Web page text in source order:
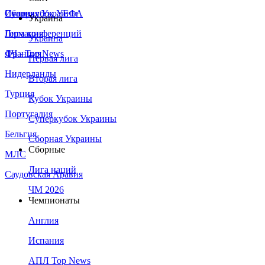
Сборная Украины
Италия
Германия
Франция
Нидерланды
Турция
Португалия
Бельгия
МЛС
Саудовская Аравия
Суперкубок УЕФА
Лига конференций
ЛЧ - Top News
Украина
Украина
Первая лига
Вторая лига
Кубок Украины
Суперкубок Украины
Сборная Украины
Сборные
Лига наций
ЧМ 2026
Чемпионаты
Англия
Испания
АПЛ Top News